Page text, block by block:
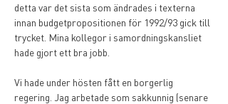
detta var det sista som ändrades i texterna
innan budgetpropositionen för 1992/93 gick till
trycket. Mina kollegor i samordningskansliet
hade gjort ett bra jobb.
Vi hade under hösten fått en borgerlig
regering. Jag arbetade som sakkunnig (senare